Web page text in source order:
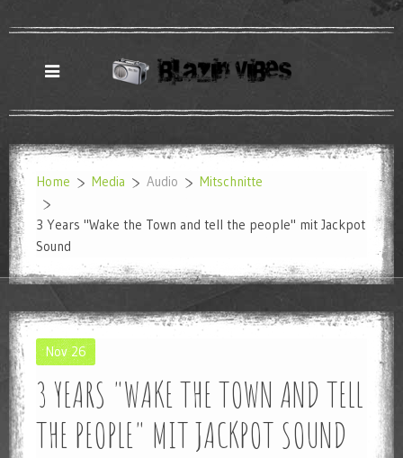
Home Media Audio Mitschnitte
3 Years "Wake the Town and tell the people" mit Jackpot
Sound
Nov 26
3 YEARS "WAKE THE TOWN AND TELL
THE PEOPLE" MIT JACKPOT SOUND